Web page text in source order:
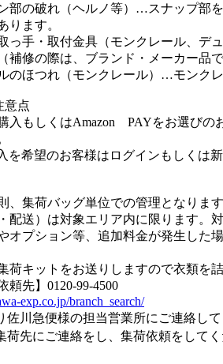
部の破れ（ヘルノ等）…スナップ部
ります。
っ手・取付金具（モンクレール、
補修の際は、ブランド・メーカー品
のほつれ（モンクレール）…モンク
意点
入もしくはAmazon PAYをお選び
を希望のお客様はログインもしくは
、集荷バッグ単位での管理となりま
配送）は対象エリア内に限ります。
オプション等、追加料金が発生し
荷キットをお送りしますので衣類を
頼先】0120-99-4500
exp.co.jp/branch_search/
川急便様の担当営業所にご連絡し
先にご連絡をし、集荷依頼をして